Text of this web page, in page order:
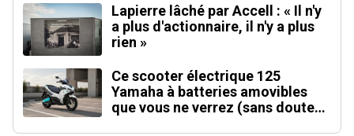
Lapierre lâché par Accell : « Il n'y
a plus d'actionnaire, il n'y a plus
rien »
Ce scooter électrique 125
Yamaha à batteries amovibles
que vous ne verrez (sans doute)